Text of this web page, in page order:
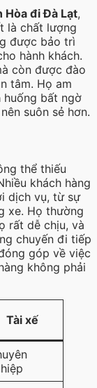
Hòa đi Đà Lạt,
là chất lượng
được bảo trì
hành khách.
còn được đào
tâm. Họ am
huống bất ngờ
suôn sẻ hơn.
thể thiếu
khách hàng
dịch vụ, từ sự
xe. Họ thường
rất dễ chịu, và
chuyến đi tiếp
góp về việc
không phải
Tài xế